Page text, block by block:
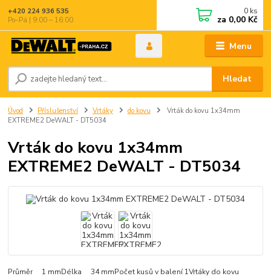
Menu
Hledat
+420 224 936 535
Po–Pá | 9:00 – 16:00
0 ks
za 0,00 Kč
Úvod Příslušenství Vrtáky do kovu
Vrták do kovu 1x34mm
EXTREME2 DeWALT - DT5034
Vrták do kovu 1x34mm
EXTREME2 DeWALT - DT5034
Průměr 1 mmDélka 34 mmPočet kusů v balení 1Vrtáky do kovu